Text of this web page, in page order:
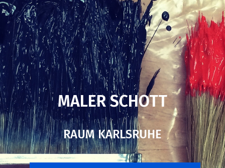
MALER SCHOTT
RAUM KARLSRUHE